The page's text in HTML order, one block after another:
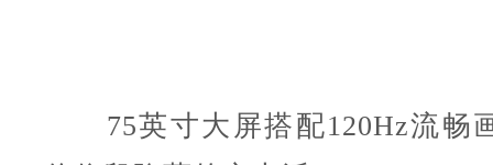
75英寸大屏搭配120Hz流畅